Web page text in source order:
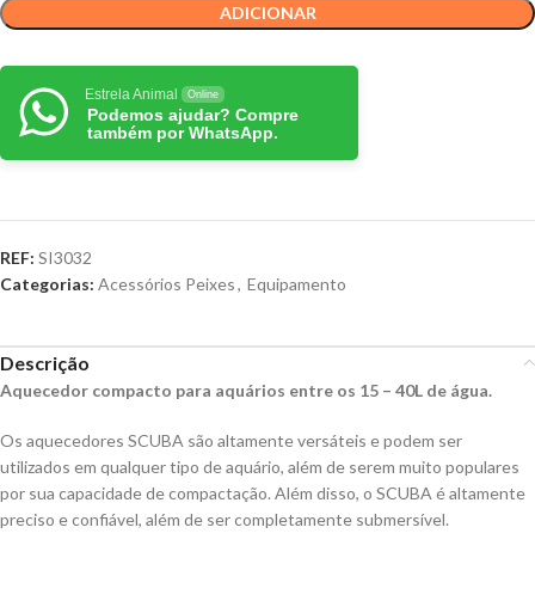
ADICIONAR
Estrela Animal Online
Podemos ajudar? Compre
também por WhatsApp.
REF: SI3032
Categorias: Acessórios Peixes, Equipamento
Descrição
Aquecedor compacto para aquários entre os 15 – 40L de água.
Os aquecedores SCUBA são altamente versáteis e podem ser
utilizados em qualquer tipo de aquário, além de serem muito populares
por sua capacidade de compactação. Além disso, o SCUBA é altamente
preciso e confiável, além de ser completamente submersível.